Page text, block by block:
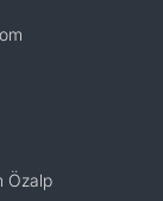
Özalp